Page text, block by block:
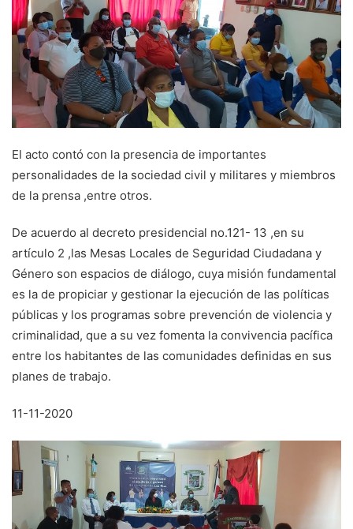
El acto contó con la presencia de importantes
personalidades de la sociedad civil y militares y miembros
de la prensa ,entre otros.
De acuerdo al decreto presidencial no.121- 13 ,en su
artículo 2 ,las Mesas Locales de Seguridad Ciudadana y
Género son espacios de diálogo, cuya misión fundamental
es la de propiciar y gestionar la ejecución de las políticas
públicas y los programas sobre prevención de violencia y
criminalidad, que a su vez fomenta la convivencia pacífica
entre los habitantes de las comunidades definidas en sus
planes de trabajo.
11-11-2020